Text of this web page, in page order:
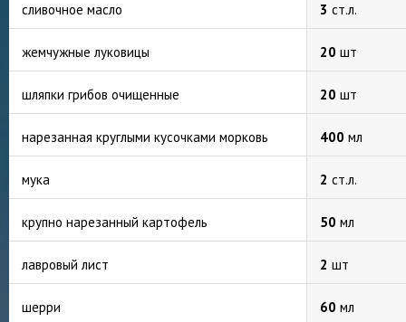
сливочное масло 3 ст.л.
жемчужные луковицы 20 шт
шляпки грибов очищенные 20 шт
нарезанная круглыми кусочками морковь 400 мл
мука 2 ст.л.
крупно нарезанный картофель 50 мл
лавровый лист 2 шт
шерри 60 мл